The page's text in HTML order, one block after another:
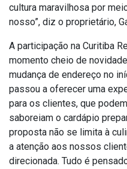
cultura maravilhosa por
nosso”, diz o proprietário,
A participação na Curitiba
momento cheio de
mudança de endereço no
passou a oferecer uma
para os clientes, que
saboreiam o cardápio
proposta não se limita à
a atenção aos nossos
direcionada. Tudo é